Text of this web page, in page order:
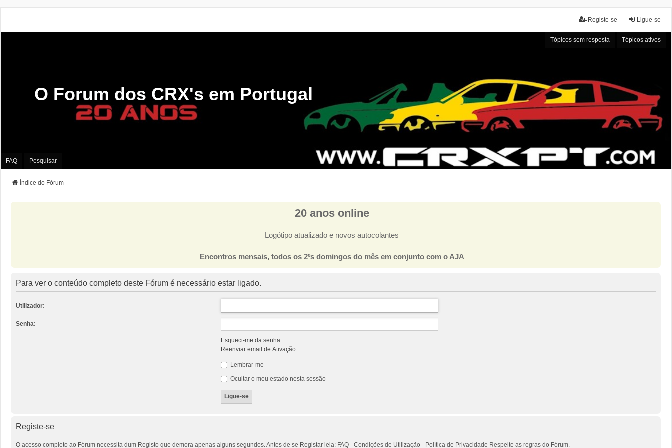
Ligue-se
Registe-se
Tópicos sem resposta Tópicos ativos
O Forum dos CRX's em Portugal
FAQ Pesquisar
Índice do Fórum
20 anos online
Logótipo atualizado e novos autocolantes
Encontros mensais, todos os 2ºs domingos do mês em conjunto com o AJA
Para ver o conteúdo completo deste Fórum é necessário estar ligado.
Utilizador:
Senha:
Esqueci-me da senha
Reenviar email de Ativação
Lembrar-me
Ocultar o meu estado nesta sessão
Registe-se
O acesso completo ao Fórum necessita dum Registo que demora apenas alguns segundos. Antes de se Registar leia: FAQ - Condições de Utilização - Política de Privacidade Respeite as regras do Fórum.